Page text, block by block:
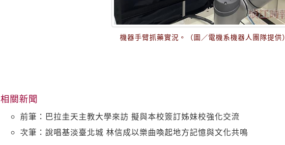
機器手臂抓藥實況。（圖／電機系機器人團隊提供）
相關新聞
前筆：巴拉圭天主教大學來訪 擬與本校簽訂姊妹校強化交流
次筆：說唱基淡臺北城 林信成以樂曲喚起地方記憶與文化共鳴